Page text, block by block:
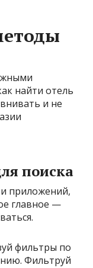
найти отель
и не
поиска
и приложений,
главное —
фильтры по
Фильтруй